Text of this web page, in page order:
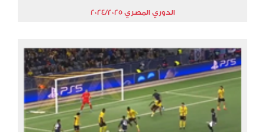
الدوري المصري 2024/2025